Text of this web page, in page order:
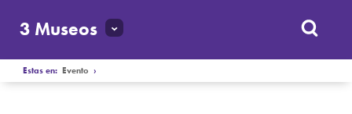
3 Museos
Estas en:Evento ›